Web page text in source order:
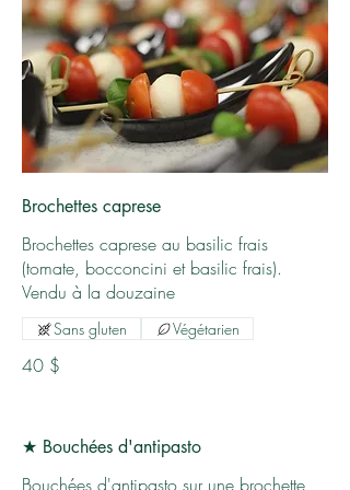
Brochettes caprese
Brochettes caprese au basilic frais
(tomate, bocconcini et basilic frais).
40 $
Sans gluten Végétarien
★ Bouchées d'antipasto
Bouchées d'antipasto sur une brochette